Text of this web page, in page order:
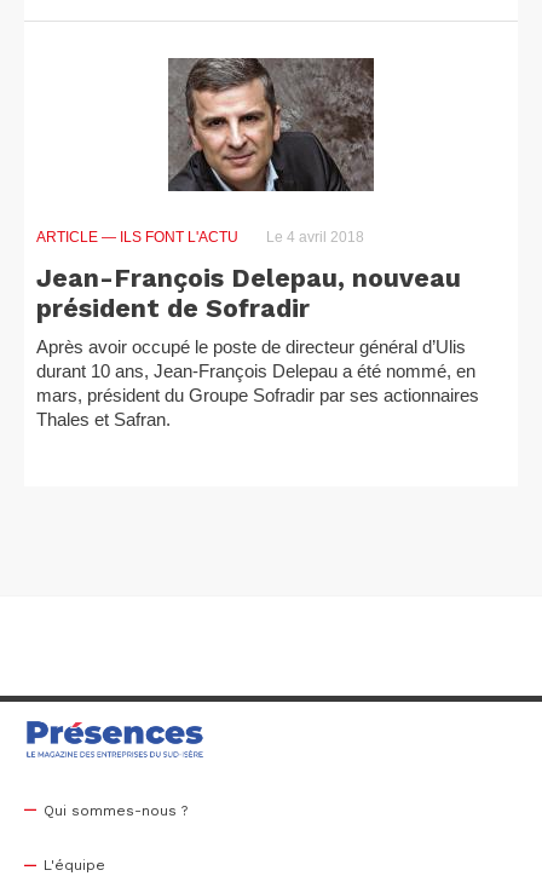
ARTICLE — ILS FONT L'ACTU Le 4 avril 2018
Jean-François Delepau, nouveau
président de Sofradir
Après avoir occupé le poste de directeur général d’Ulis
durant 10 ans, Jean-François Delepau a été nommé, en
mars, président du Groupe Sofradir par ses actionnaires
Thales et Safran.
Qui sommes-nous ?
L'équipe